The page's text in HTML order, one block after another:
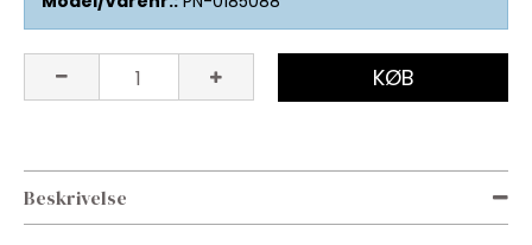
KØB
Beskrivelse